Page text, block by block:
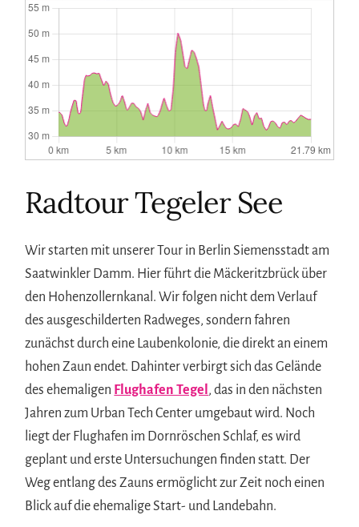
Radtour Tegeler See
Wir starten mit unserer Tour in Berlin Siemensstadt am
Saatwinkler Damm. Hier führt die Mäckeritzbrück über
den Hohenzollernkanal. Wir folgen nicht dem Verlauf
des ausgeschilderten Radweges, sondern fahren
zunächst durch eine Laubenkolonie, die direkt an einem
hohen Zaun endet. Dahinter verbirgt sich das Gelände
des ehemaligen Flughafen Tegel, das in den nächsten
Jahren zum Urban Tech Center umgebaut wird. Noch
liegt der Flughafen im Dornröschen Schlaf, es wird
geplant und erste Untersuchungen finden statt. Der
Weg entlang des Zauns ermöglicht zur Zeit noch einen
Blick auf die ehemalige Start- und Landebahn.